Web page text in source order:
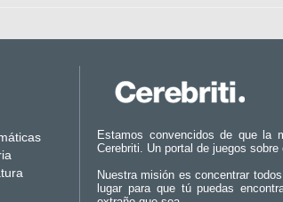
Estamos convencidos de que la
Cerebriti. Un portal de juegos
Nuestra misión es concentrar
lugar para que tú puedas